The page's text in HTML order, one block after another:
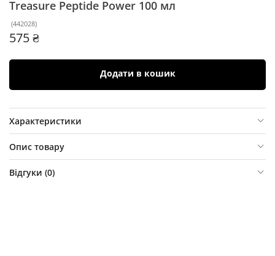
Treasure Peptide Power 100 мл
(442028)
575 ₴
Додати в кошик
Характеристики
Опис товару
Відгуки (0)